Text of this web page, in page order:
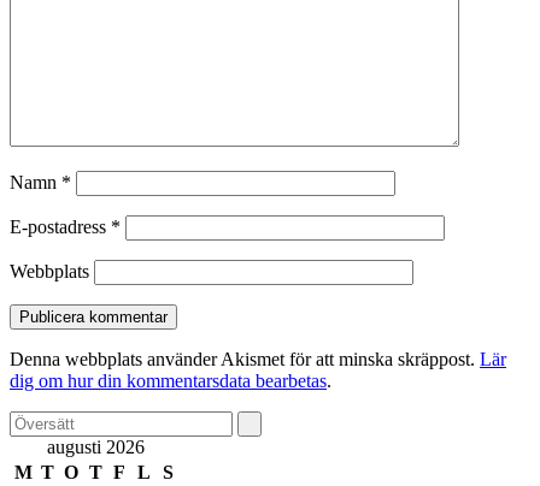
Namn *
E-postadress *
Webbplats
Denna webbplats använder Akismet för att minska skräppost. Lär
dig om hur din kommentarsdata bearbetas.
augusti 2026
M T O T F L
S